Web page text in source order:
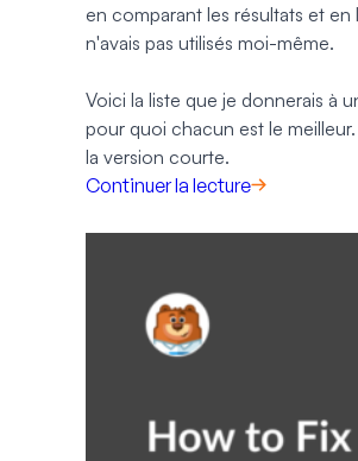
en comparant les résultats et
n'avais pas utilisés moi-même.
Voici la liste que je donnerais à
pour quoi chacun est le
la version courte.
Continuer la lecture